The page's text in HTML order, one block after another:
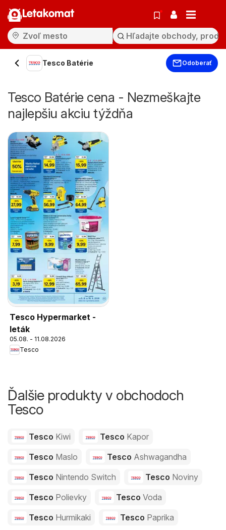
Letakomat
Tesco Batérie Odoberať
Tesco Batérie cena - Nezmeškajte
najlepšiu akciu týždňa
Tesco Hypermarket -
leták
05.08. - 11.08.2026
Tesco
Ďalšie produkty v obchodoch
Tesco
Tesco Kiwi Tesco Kapor
Tesco Maslo Tesco Ashwagandha
Tesco Nintendo Switch Tesco Noviny
Tesco Polievky Tesco Voda
Tesco Hurmikaki Tesco Paprika